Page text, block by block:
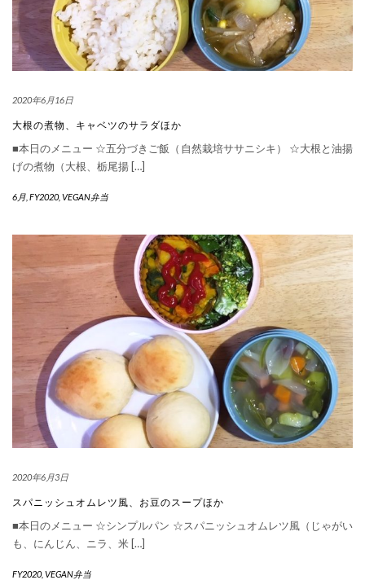
2020年6月16日
大根の煮物、キャベツのサラダほか
■本日のメニュー ☆五分づきご飯（自然栽培ササニシキ） ☆大根と油揚
げの煮物（大根、栃尾揚 […]
6月 FY2020, VEGAN弁当
2020年6月3日
スパニッシュオムレツ風、お豆のスープほか
■本日のメニュー ☆シンプルパン ☆スパニッシュオムレツ風（じゃがい
も、にんじん、ニラ、米 […]
FY2020, VEGAN弁当